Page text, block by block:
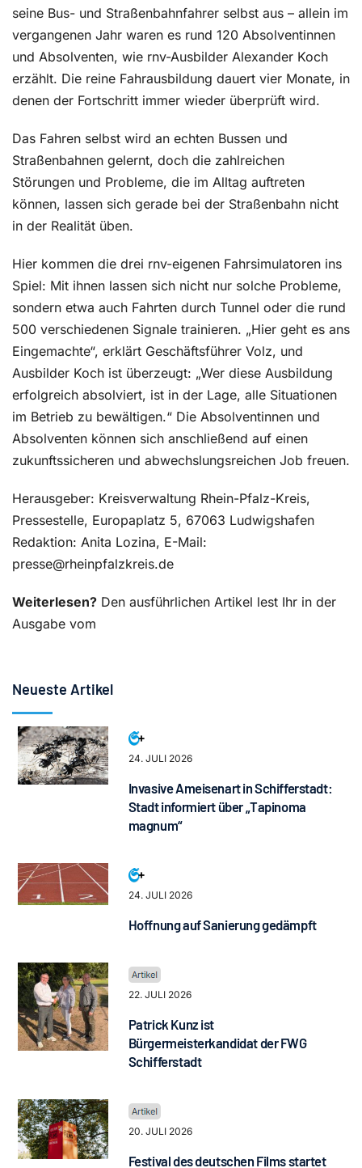
seine Bus- und Straßenbahnfahrer selbst aus – allein im
vergangenen Jahr waren es rund 120 Absolventinnen
und Absolventen, wie rnv-Ausbilder Alexander Koch
erzählt. Die reine Fahrausbildung dauert vier Monate, in
denen der Fortschritt immer wieder überprüft wird.
Das Fahren selbst wird an echten Bussen und
Straßenbahnen gelernt, doch die zahlreichen
Störungen und Probleme, die im Alltag auftreten
können, lassen sich gerade bei der Straßenbahn nicht
in der Realität üben.
Hier kommen die drei rnv-eigenen Fahrsimulatoren ins
Spiel: Mit ihnen lassen sich nicht nur solche Probleme,
sondern etwa auch Fahrten durch Tunnel oder die rund
500 verschiedenen Signale trainieren. „Hier geht es ans
Eingemachte“, erklärt Geschäftsführer Volz, und
Ausbilder Koch ist überzeugt: „Wer diese Ausbildung
erfolgreich absolviert, ist in der Lage, alle Situationen
im Betrieb zu bewältigen.“ Die Absolventinnen und
Absolventen können sich anschließend auf einen
zukunftssicheren und abwechslungsreichen Job freuen.
Herausgeber: Kreisverwaltung Rhein-Pfalz-Kreis,
Pressestelle, Europaplatz 5, 67063 Ludwigshafen
Redaktion: Anita Lozina, E-Mail:
presse@rheinpfalzkreis.de
Weiterlesen? Den ausführlichen Artikel lest Ihr in der
Ausgabe vom
Neueste Artikel
24. JULI 2026
Invasive Ameisenart in Schifferstadt:
Stadt informiert über „Tapinoma
magnum“
24. JULI 2026
Hoffnung auf Sanierung gedämpft
22. JULI 2026
Patrick Kunz ist
Bürgermeisterkandidat der FWG
Schifferstadt
20. JULI 2026
Festival des deutschen Films startet